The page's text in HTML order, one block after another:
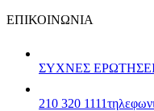
ΕΠΙΚΟΙΝΩΝΙΑ
ΣΥΧΝΕΣ
210 320 1111